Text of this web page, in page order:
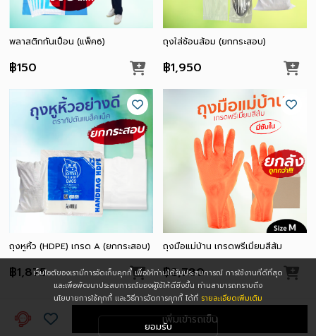
เพิ่มเข้ารถเข็น
พลาสติกกันเปื้อน (แพ็ค6)
฿150
ถุงใส่ช้อนส้อม (ยกกระสอบ)
฿1,950
ถุงหูหิ้ว (HDPE) เกรด A (ยกกระสอบ)
฿1,875
ถุงมือแม่บ้าน เกรดพรีเมี่ยมสีส้ม
฿2,780
เว็บไซต์ของเรามีการจัดเก็บคุกกี้ เพื่อให้ท่านได้รับประสบการณ์ การใช้งานที่ดีที่สุด
และเพื่อพัฒนาประสบการณ์ของผู้ใช้ให้ดียิ่งขึ้น ท่านสามารถทราบถึง
นโยบายการใช้คุกกี้ และวิธีการจัดการคุกกี้ ได้ที่ รายละเอียดเพิ่มเติม
ยอมรับ